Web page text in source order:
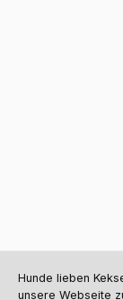
Hunde lieben
unsere Webseite